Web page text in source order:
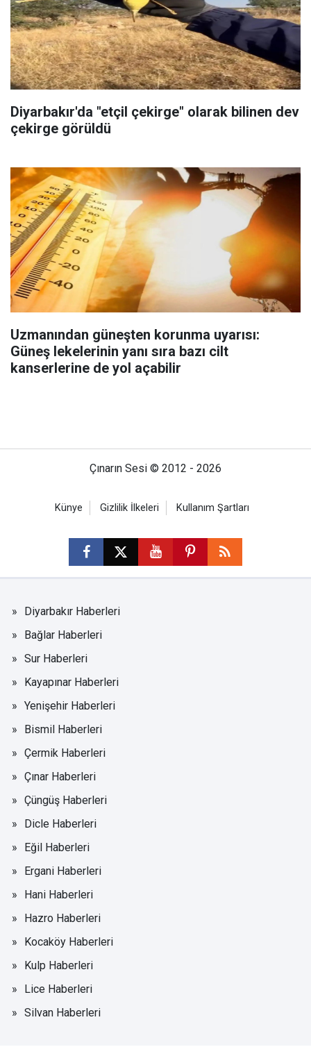
Diyarbakır'da "etçil çekirge" olarak bilinen dev
çekirge görüldü
Uzmanından güneşten korunma uyarısı:
Güneş lekelerinin yanı sıra bazı cilt
kanserlerine de yol açabilir
Çınarın Sesi © 2012 - 2026
Künye Gizlilik İlkeleri Kullanım Şartları
Diyarbakır Haberleri
Bağlar Haberleri
Sur Haberleri
Kayapınar Haberleri
Yenişehir Haberleri
Bismil Haberleri
Çermik Haberleri
Çınar Haberleri
Çüngüş Haberleri
Dicle Haberleri
Eğil Haberleri
Ergani Haberleri
Hani Haberleri
Hazro Haberleri
Kocaköy Haberleri
Kulp Haberleri
Lice Haberleri
Silvan Haberleri